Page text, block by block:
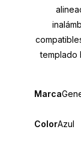
templado
Marca
ColorAzul